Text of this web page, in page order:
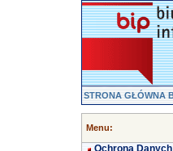
STRONA GŁÓWNA
Menu:
Ochrona